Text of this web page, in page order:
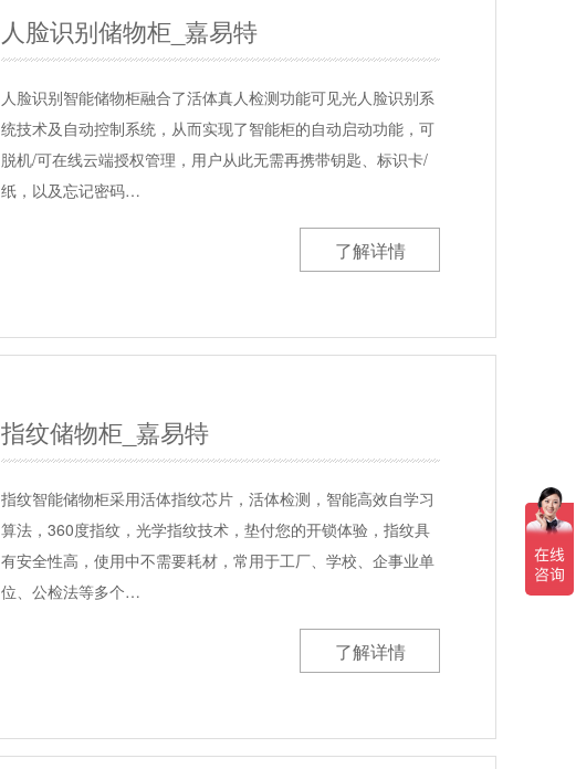
人脸识别储物柜_嘉易特
人脸识别智能储物柜融合了活体真人检测功能可见光人脸识别系
统技术及自动控制系统，从而实现了智能柜的自动启动功能，可
脱机/可在线云端授权管理，用户从此无需再携带钥匙、标识卡/
纸，以及忘记密码…
了解详情
指纹储物柜_嘉易特
指纹智能储物柜采用活体指纹芯片，活体检测，智能高效自学习
算法，360度指纹，光学指纹技术，垫付您的开锁体验，指纹具
有安全性高，使用中不需要耗材，常用于工厂、学校、企事业单
位、公检法等多个…
了解详情